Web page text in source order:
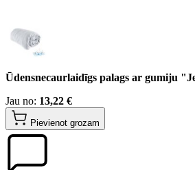
Ūdensnecaurlaidīgs palags ar gumiju
Jau no: 13,22 €
Pievienot grozam